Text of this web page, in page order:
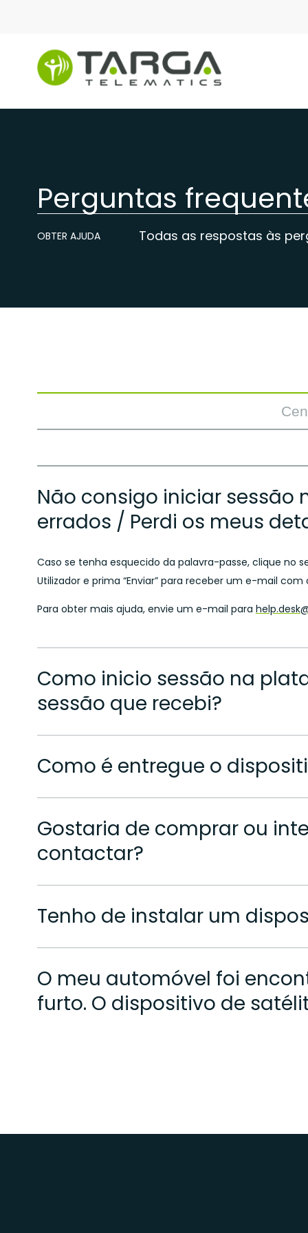
Perguntas
OBTER AJUDA Todas as respostas às
Não consigo iniciar sessão
errados / Perdi os meus
Caso se tenha esquecido da palavra-passe, clique no
Utilizador e prima “Enviar” para receber um e-mail
Para obter mais ajuda, envie um e-mail para
Como inicio sessão na
sessão que recebi?
Como é entregue o
Gostaria de comprar ou
contactar?
Tenho de instalar um
O meu automóvel foi
furto. O dispositivo de